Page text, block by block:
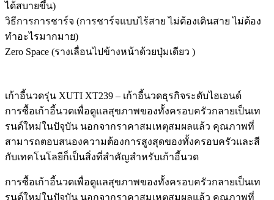
ได้สบายขึ้น)
วิธีการการชาร์จ (การชาร์จแบบไร้สาย ไม่ต้องเดินสาย ไม่ต้อง
ทำอะไรมากมาย)
Zero Space (รางเลื่อนไปข้างหน้าด้วยปุ่มเดียว )
เก้าอี้นวดรุ่น XUTI XT239 – เก้าอี้นวดธุรกิจระดับไฮเอนด์
การซื้อเก้าอี้นวดเพื่อดูแลสุขภาพของทั้งครอบครัวกลายเป็นเท
รนด์ใหม่ในปัจุบัน นอกจากราคาสมเหตุสมผลแล้ว คุณภาพที่
สามารถตอบสนองความต้องการสูงสุดของทั้งครอบครัวและสี
กับเทคโนโลยีก็เป็นสิ่งที่สำคัญสำหรับเก้าอี้นวด
การซื้อเก้าอี้นวดเพื่อดูแลสุขภาพของทั้งครอบครัวกลายเป็นเท
รนด์ใหม่ในปัจุบัน นอกจากราคาสมเหตุสมผลแล้ว คุณภาพที่